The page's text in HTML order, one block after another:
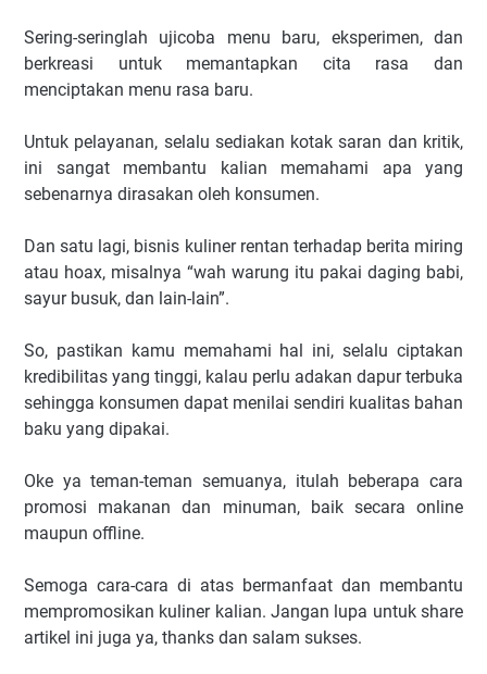
Sering-seringlah ujicoba menu baru, eksperimen, dan
berkreasi untuk memantapkan cita rasa dan
menciptakan menu rasa baru.
Untuk pelayanan, selalu sediakan kotak saran dan kritik,
ini sangat membantu kalian memahami apa yang
sebenarnya dirasakan oleh konsumen.
Dan satu lagi, bisnis kuliner rentan terhadap berita miring
atau hoax, misalnya “wah warung itu pakai daging babi,
sayur busuk, dan lain-lain”.
So, pastikan kamu memahami hal ini, selalu ciptakan
kredibilitas yang tinggi, kalau perlu adakan dapur terbuka
sehingga konsumen dapat menilai sendiri kualitas bahan
baku yang dipakai.
Oke ya teman-teman semuanya, itulah beberapa cara
promosi makanan dan minuman, baik secara online
maupun offline.
Semoga cara-cara di atas bermanfaat dan membantu
mempromosikan kuliner kalian. Jangan lupa untuk share
artikel ini juga ya, thanks dan salam sukses.